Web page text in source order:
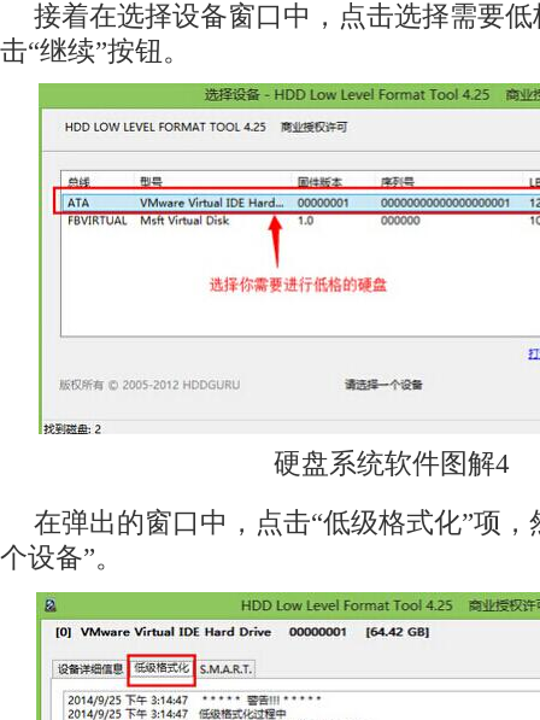
接着在选择设备窗口中，点击选择需要
击“继续”按钮。
硬盘系统软件图解4
在弹出的窗口中，点击“低级格式化”项，
个设备”。